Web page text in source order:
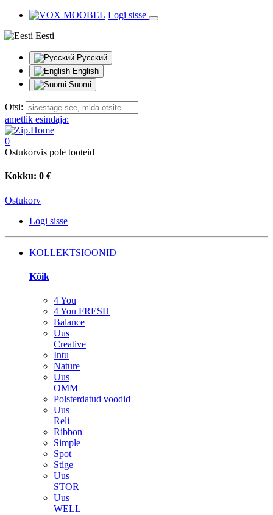
Logi sisse
Eesti
Русский
English
Suomi
Otsi:
ametlik esindaja:
0
Ostukorvis pole tooteid
Kokku: 0 €
Ostukorv
Logi sisse
KOLLEKTSIOONID
Kõik
4 You
4 You FRESH
Balance
Uus
Creative
Intu
Nature
Uus
OMM
Polsterdatud voodid
Uus
Reli
Ribbon
Simple
Spot
Stige
Uus
STOR
Uus
WELL